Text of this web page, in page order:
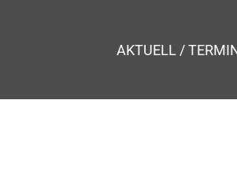
AKTUELL /